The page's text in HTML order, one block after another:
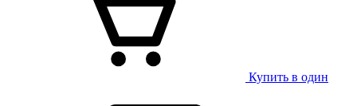
Купить в один